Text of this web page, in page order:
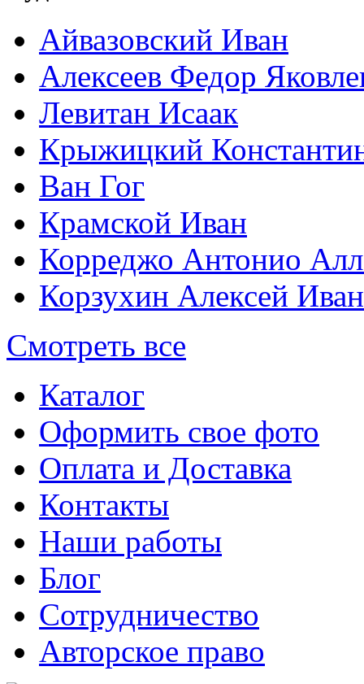
Айвазовский Иван
Алексеев Федор
Левитан Исаак
Крыжицкий
Ван Гог
Крамской Иван
Корреджо Антонио
Корзухин Алексей
Смотреть все
Каталог
Оформить свое фото
Оплата и Доставка
Контакты
Наши работы
Блог
Сотрудничество
Авторское право